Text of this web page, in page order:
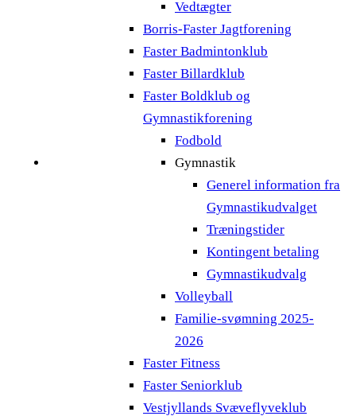
Vedtægter
Borris-Faster Jagtforening
Faster Badmintonklub
Faster Billardklub
Faster Boldklub og
Gymnastikforening
Fodbold
Gymnastik
Generel information fra
Gymnastikudvalget
Træningstider
Kontingent betaling
Gymnastikudvalg
Volleyball
Familie-svømning 2025-
2026
Faster Fitness
Faster Seniorklub
Vestjyllands Svæveflyveklub